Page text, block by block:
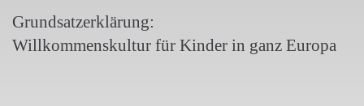
Grundsatzerklärung:
Willkommenskultur für Kinder in ganz Europa